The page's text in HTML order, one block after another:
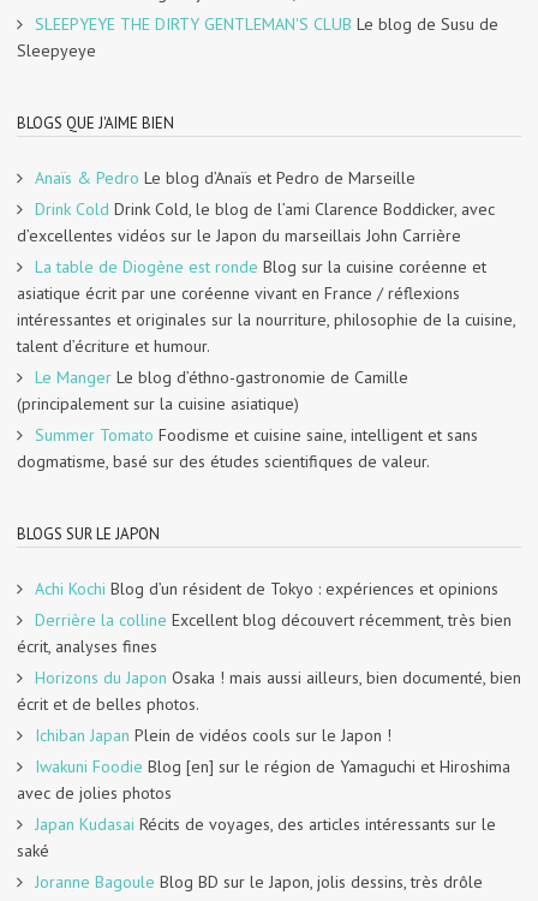
SLEEPYEYE THE DIRTY GENTLEMAN'S CLUB Le blog de Susu de
Sleepyeye
BLOGS QUE J'AIME BIEN
Anaïs & Pedro Le blog d’Anaïs et Pedro de Marseille
Drink Cold Drink Cold, le blog de l’ami Clarence Boddicker, avec
d’excellentes vidéos sur le Japon du marseillais John Carrière
La table de Diogène est ronde Blog sur la cuisine coréenne et
asiatique écrit par une coréenne vivant en France / réflexions
intéressantes et originales sur la nourriture, philosophie de la cuisine,
talent d’écriture et humour.
Le Manger Le blog d’éthno-gastronomie de Camille
(principalement sur la cuisine asiatique)
Summer Tomato Foodisme et cuisine saine, intelligent et sans
dogmatisme, basé sur des études scientifiques de valeur.
BLOGS SUR LE JAPON
Achi Kochi Blog d’un résident de Tokyo : expériences et opinions
Derrière la colline Excellent blog découvert récemment, très bien
écrit, analyses fines
Horizons du Japon Osaka ! mais aussi ailleurs, bien documenté, bien
écrit et de belles photos.
Ichiban Japan Plein de vidéos cools sur le Japon !
Iwakuni Foodie Blog [en] sur le région de Yamaguchi et Hiroshima
avec de jolies photos
Japan Kudasai Récits de voyages, des articles intéressants sur le
saké
Joranne Bagoule Blog BD sur le Japon, jolis dessins, très drôle